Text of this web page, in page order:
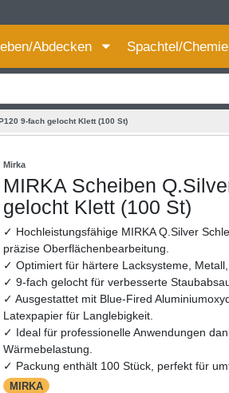
HIER registrieren!
Abdecken Spachtel/
9-fach gelocht Klett (100 St)
Mirka
MIRKA Scheiben
gelocht Klett (100 St)
✓ Hochleistungsfähige MIRKA Q.Silver
präzise Oberflächenbearbeitung.
✓ Optimiert für härtere Lacksysteme,
✓ 9-fach gelocht für verbesserte
✓ Ausgestattet mit Blue-Fired
Latexpapier für Langlebigkeit.
✓ Ideal für professionelle Anwendungen
Wärmebelastung.
✓ Packung enthält 100 Stück, perfekt für
MIRKA